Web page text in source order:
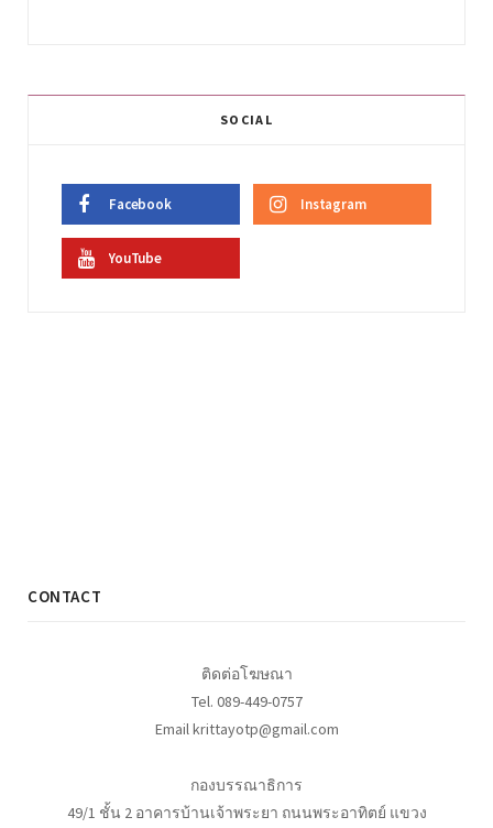
SOCIAL
Facebook Instagram
YouTube
CONTACT
ติดต่อโฆษณา
Tel. 089-449-0757
Email krittayotp@gmail.com
กองบรรณาธิการ
49/1 ชั้น 2 อาคารบ้านเจ้าพระยา ถนนพระอาทิตย์ แขวง